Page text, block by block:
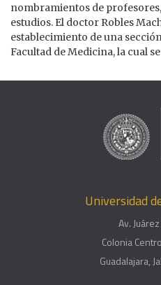
nombramientos de
estudios. El doctor Robles
establecimiento de una
Facultad de Medicina, la cual
Universidad
Av.
Colonia
Guadalajara,